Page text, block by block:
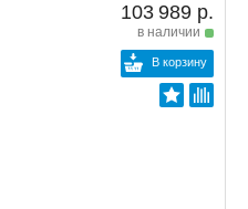
103 989 р.
в наличии
В корзину